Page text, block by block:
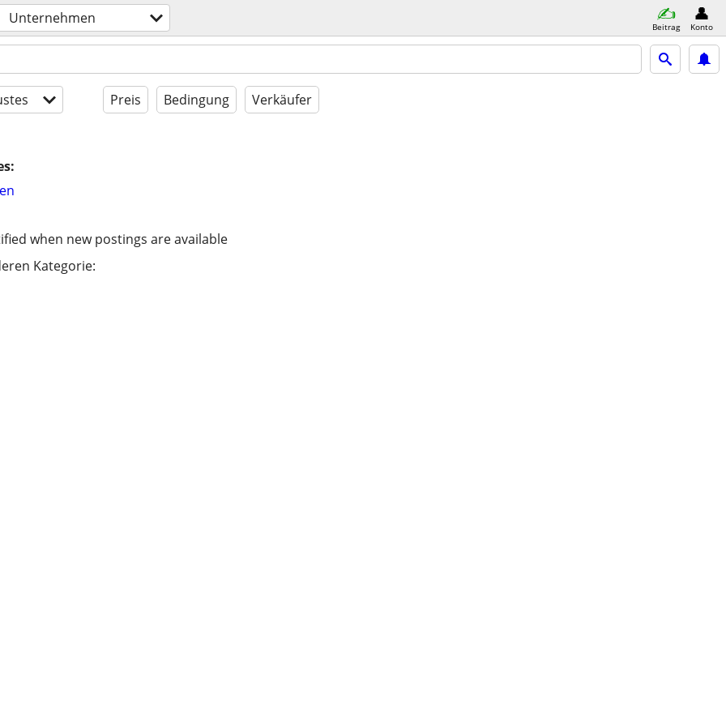
Unternehmen Beitrag Konto
Preis Bedingung Verkäufer
when new postings are available
Kategorie: